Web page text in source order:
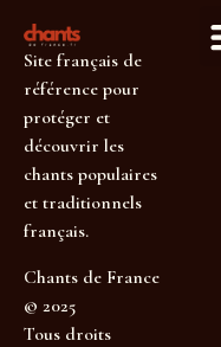
Site français de
référence pour
protéger et
découvrir les
chants populaires
et traditionnels
français.
Chants de France
© 2025
Tous droits